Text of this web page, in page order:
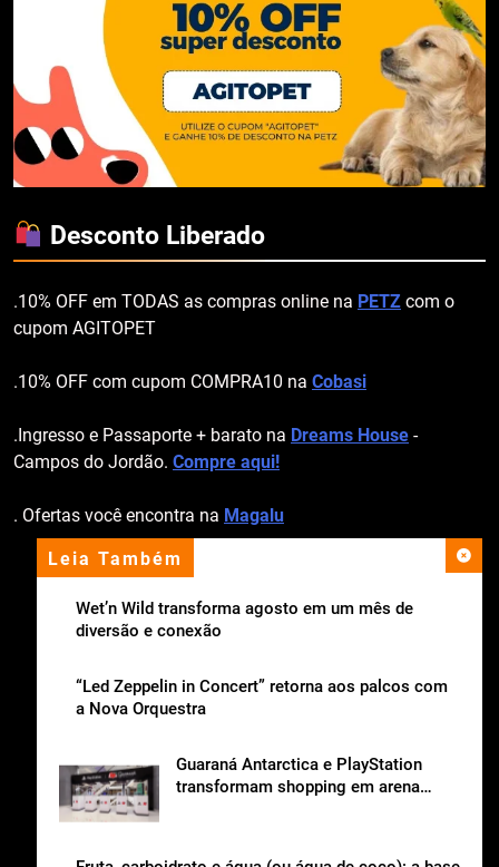
Leia Também
Wet’n Wild transforma agosto em um mês de
diversão e conexão
“Led Zeppelin in Concert” retorna aos palcos com
a Nova Orquestra
Guaraná Antarctica e PlayStation
transformam shopping em arena
Desconto Liberado
.10% OFF em TODAS as compras online na PETZ com o
cupom AGITOPET
.10% OFF com cupom COMPRA10 na Cobasi
.Ingresso e Passaporte + barato na Dreams House -
Campos do Jordão. Compre aqui!
. Ofertas você encontra na Magalu
apoio institucional